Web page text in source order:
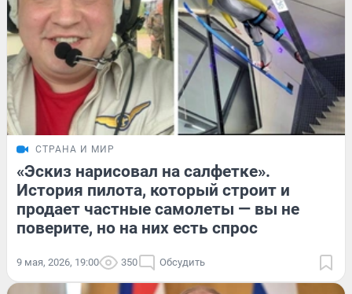
СТРАНА И МИР
«Эскиз нарисовал на салфетке».
История пилота, который строит и
продает частные самолеты — вы не
поверите, но на них есть спрос
9 мая, 2026, 19:00 350 Обсудить